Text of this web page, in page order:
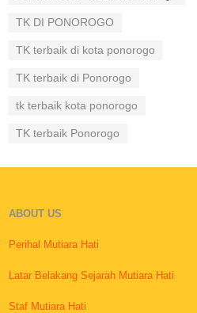
TK DI PONOROGO
TK terbaik di kota ponorogo
TK terbaik di Ponorogo
tk terbaik kota ponorogo
TK terbaik Ponorogo
ABOUT US
Perihal Mutiara Hati
Latar Belakang Sejarah Mutiara Hati
Staf Mutiara Hati